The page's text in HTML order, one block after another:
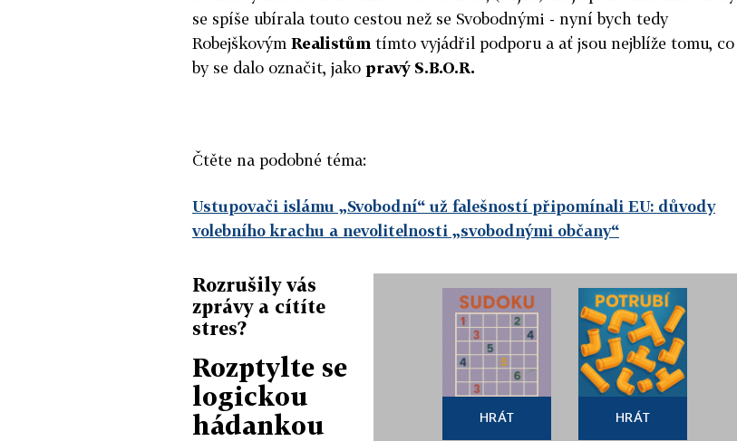
se spíše ubírala touto cestou než se Svobodnými - nyní bych tedy
Robejškovým Realistům tímto vyjádřil podporu a ať jsou nejblíže tomu, co
by se dalo označit, jako pravý S.B.O.R.
Čtěte na podobné téma:
Ustupovači islámu „Svobodní“ už falešností připomínali EU: důvody
volebního krachu a nevolitelnosti „svobodnými občany“
Rozrušily vás
zprávy a cítíte
stres?
Rozptylte se
logickou
hádankou
HRÁT HRÁT